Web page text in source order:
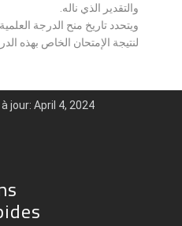
والتقدير الذي ناله.
ويتحدد تاريخ منح الدرجة
لنتيجة الإمتحان الخاص بهذه
jour: April 4, 2024